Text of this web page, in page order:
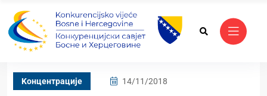
Kонцентрације 14/11/2018